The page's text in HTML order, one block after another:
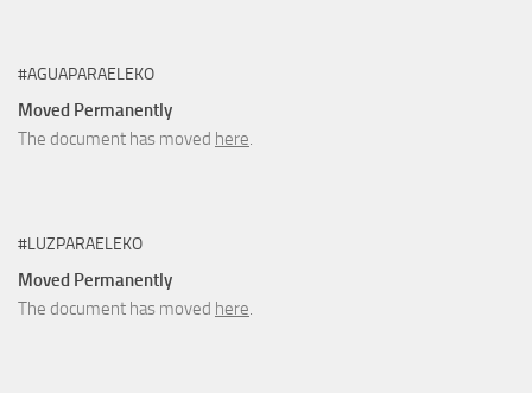
#AGUAPARAELEKO
Moved Permanently
The document has moved here.
#LUZPARAELEKO
Moved Permanently
The document has moved here.